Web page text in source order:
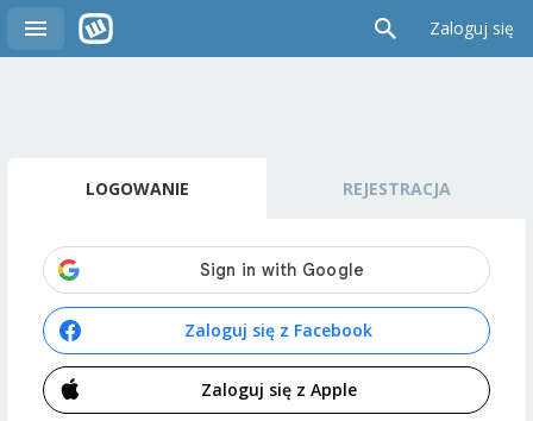
Zaloguj się
LOGOWANIE REJESTRACJA
Zaloguj się z Facebook
Zaloguj się z Apple